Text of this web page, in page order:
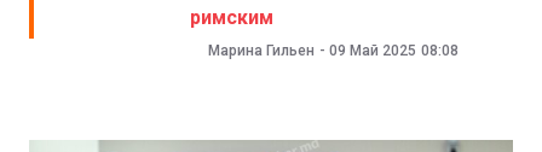
римским
Марина Гильен - 09 Май 2025 08:08